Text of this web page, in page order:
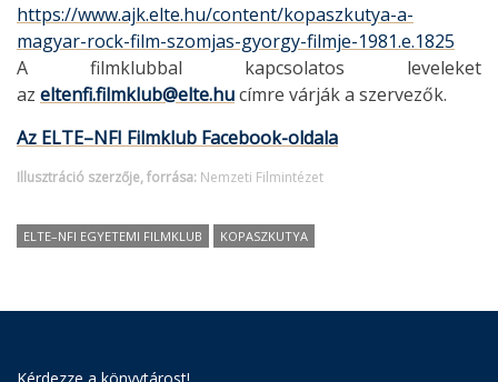
https://www.ajk.elte.hu/content/kopaszkutya-a-
magyar-rock-film-szomjas-gyorgy-filmje-1981.e.1825
A filmklubbal kapcsolatos leveleket
az eltenfi.filmklub@elte.hucímre várják a szervezők.
Az ELTE–NFI Filmklub Facebook-oldala
Illusztráció szerzője, forrása: Nemzeti Filmintézet
ELTE–NFI EGYETEMI FILMKLUB KOPASZKUTYA